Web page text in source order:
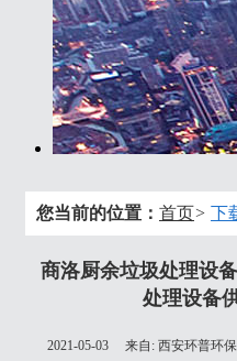
您当前的位置： 首页> 下
商洛厨余垃圾处理设
处理设备
2021-05-03 来自: 西安环普环